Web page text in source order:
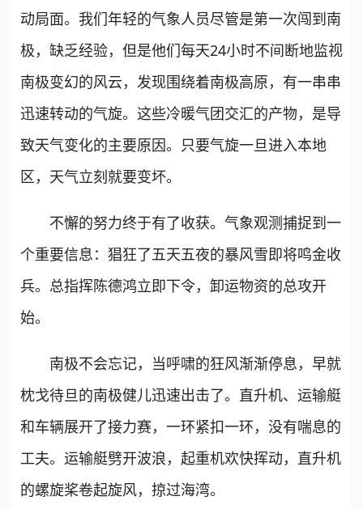
动局面。我们年轻的气象人员尽管是第一次闯到南
极，缺乏经验，但是他们每天24小时不间断地监视
南极变幻的风云，发现围绕着南极高原，有一串串
迅速转动的气旋。这些冷暖气团交汇的产物，是导
致天气变化的主要原因。只要气旋一旦进入本地
区，天气立刻就要变坏。
不懈的努力终于有了收获。气象观测捕捉到一
个重要信息：猖狂了五天五夜的暴风雪即将鸣金收
兵。总指挥陈德鸿立即下令，卸运物资的总攻开
始。
南极不会忘记，当呼啸的狂风渐渐停息，早就
枕戈待旦的南极健儿迅速出击了。直升机、运输艇
和车辆展开了接力赛，一环紧扣一环，没有喘息的
工夫。运输艇劈开波浪，起重机欢快挥动，直升机
的螺旋桨卷起旋风，掠过海湾。